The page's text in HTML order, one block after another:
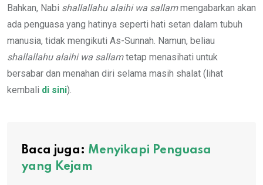
Bahkan, Nabi shallallahu alaihi wa sallammengabarkan akan
ada penguasa yang hatinya seperti hati setan dalam tubuh
manusia, tidak mengikuti As-Sunnah. Namun, beliau
shallallahu alaihi wa sallamtetap menasihati untuk
bersabar dan menahan diri selama masih shalat (lihat
kembali di sini).
Baca juga: Menyikapi Penguasa
yang Kejam